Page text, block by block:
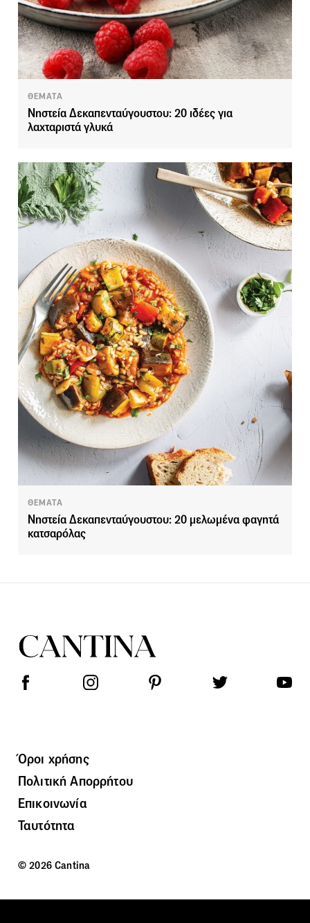
ΘΕΜΑΤΑ
Νηστεία Δεκαπενταύγουστου: 20 ιδέες για
λαχταριστά γλυκά
ΘΕΜΑΤΑ
Νηστεία Δεκαπενταύγουστου: 20 μελωμένα φαγητά
κατσαρόλας
Όροι χρήσης
Πολιτική Απορρήτου
Επικοινωνία
Ταυτότητα
© 2026 Cantina